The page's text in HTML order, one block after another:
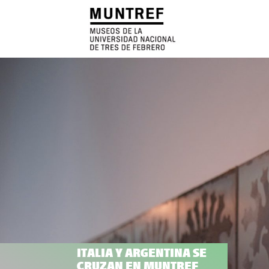
ITALIA Y ARGENTINA SE
CRUZAN EN MUNTREF